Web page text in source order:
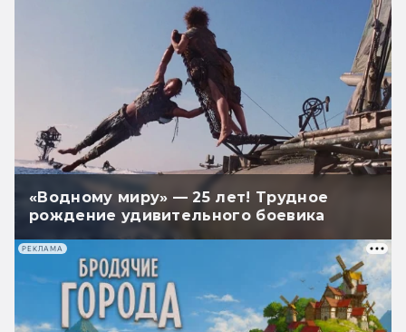
«Водному миру» — 25 лет! Трудное
рождение удивительного боевика
РЕКЛАМА